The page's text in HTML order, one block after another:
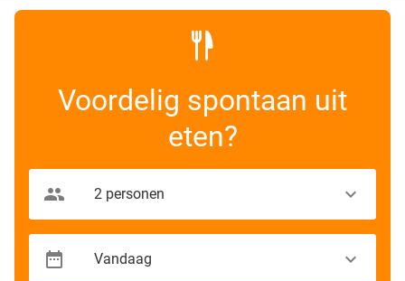
Voordelig spontaan uit
eten?